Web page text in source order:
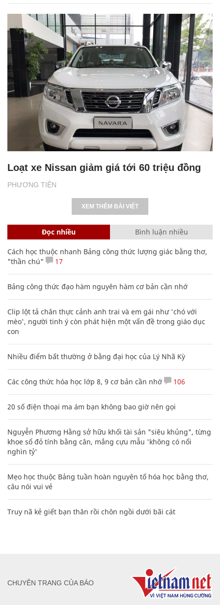
PHƯƠNG TIỆN
Loạt xe Nissan giảm giá tới 60 triệu đồng
XEM THÊM BÀI VIẾT
Đọc nhiều Bình luận nhiều
Cách học thuộc nhanh Bảng công thức lượng giác bằng thơ,
"thần chú"
17
Bảng công thức đạo hàm nguyên hàm cơ bản cần nhớ
Clip lột tả chân thực cảnh anh trai và em gái như 'chó với
mèo', người tinh ý còn phát hiện một vấn đề trong giáo dục
con
Nhiều điểm bất thường ở bằng đại học của Lý Nhã Kỳ
Các công thức hóa học lớp 8, 9 cơ bản cần nhớ 106
20 số điện thoại ma ám bạn không bao giờ nên gọi
Nguyễn Phương Hằng sở hữu khối tài sản "siêu khủng", từng
khoe sổ đỏ tính bằng cân, mắng cựu mẫu 'không có nổi
nghìn tỷ'
Mẹo học thuộc Bảng tuần hoàn nguyên tố hóa học bằng thơ,
câu nói vui vẻ
Truy nã kẻ giết bạn thân rồi chôn ngồi dưới bãi cát
CHUYÊN TRANG CỦA BÁO